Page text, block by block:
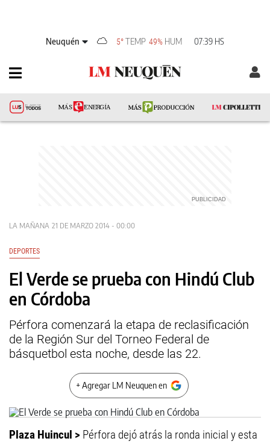
Neuquén 5° TEMP 49% HUM 07:39 HS
LA MAÑANA 21 DE MARZO 2014 - 00:00
DEPORTES
El Verde se prueba con Hindú Club
en Córdoba
Pérfora comenzará la etapa de reclasificación
de la Región Sur del Torneo Federal de
básquetbol esta noche, desde las 22.
+ Agregar LM Neuquen en
Plaza Huincul > Pérfora dejó atrás la ronda inicial y esta